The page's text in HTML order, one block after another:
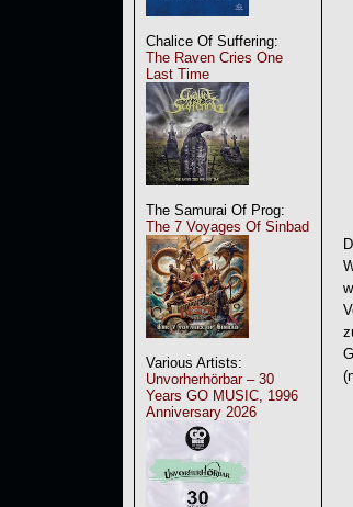
Chalice Of Suffering:
The Raven Cries One
Last Time
The Samurai Of Prog:
The 7 Voyages Of Sinbad
Various Artists:
Unvorherhörbar – 30
Years GO MUSIC, 1996
Anniversary 2026